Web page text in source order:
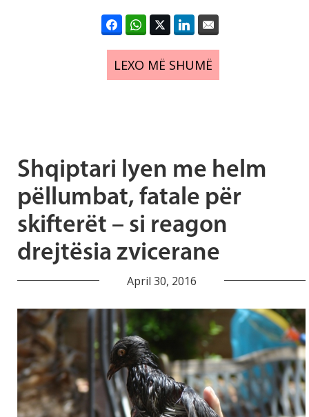
LEXO MË SHUMË
Shqiptari lyen me helm
pëllumbat, fatale për
skifterët – si reagon
drejtësia zvicerane
April 30, 2016